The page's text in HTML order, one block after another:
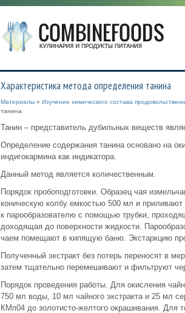
Характеристика метода определения танина
Материалы» Изучение химического состава
танина
Танин – представитель дубильных веществ
Определение содержания танина основано на
индигокармина как индикатора.
Данный метод является количественным.
Порядок пробоподготовки. Образец чая
коническую колбу емкостью 500 мл и
к парообразователю с помощью трубки,
доходящая до поверхности жидкости.
чаем помещают в кипящую баню. Экстаркцию
Полученный экстракт без потерь переносят в
затем тщательно перемешивают и фильтруют
Порядок проведения работы. Для окисления
750 мл воды, 10 мл чайного экстракта и 25 мл
КМп04 до золотисто-желтого окрашивания. Для